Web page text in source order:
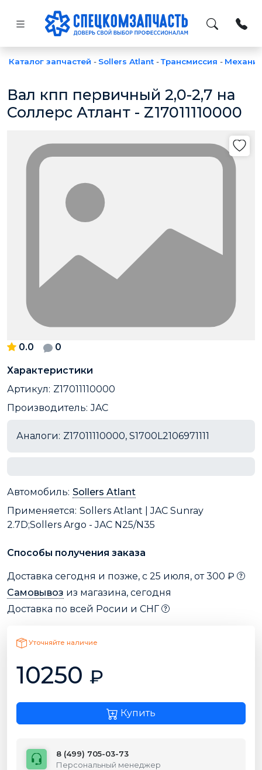
Каталог запчастей - Sollers Atlant -Трансмиссия -
Вал кпп первичный 2,0-2,7 на
Соллерс Атлант - Z17011110000
0.0 0
Характеристики
Артикул: Z17011110000
Производитель: JAC
Аналоги: Z17011110000, S1700L2106971111
Автомобиль: Sollers Atlant
Применяется: Sollers Atlant | JAC Sunray
2.7D;Sollers Argo - JAC N25/N35
Способы получения заказа
Доставка сегодня и позже, с 25 июля, от 300 ₽
Самовывоз из магазина, сегодня
Доставка по всей Росии и СНГ
Уточняйте наличие
10250 ₽
Купить
8 (499) 705-03-73
Персональный менеджер